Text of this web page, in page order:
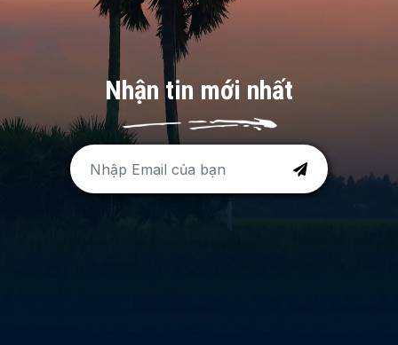
Nhận tin mới nhất